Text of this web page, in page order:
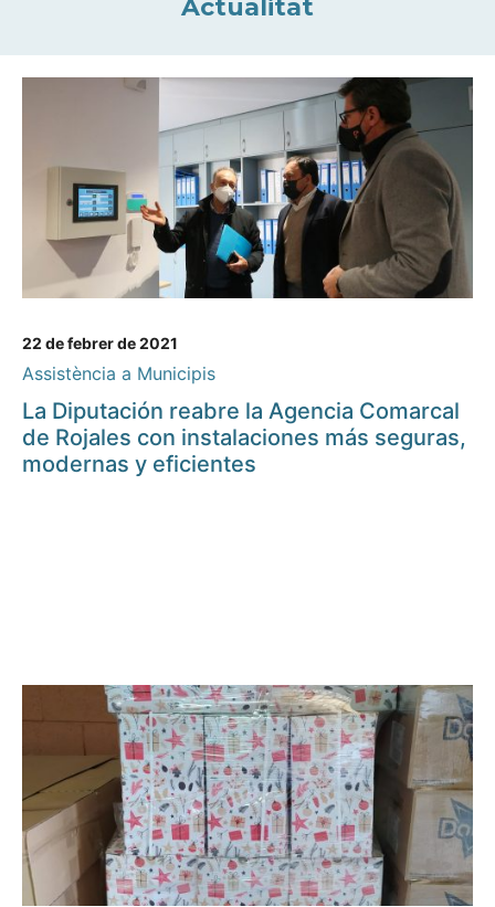
Actualitat
22 de febrer de 2021
Assistència a Municipis
La Diputación reabre la Agencia Comarcal
de Rojales con instalaciones más seguras,
modernas y eficientes